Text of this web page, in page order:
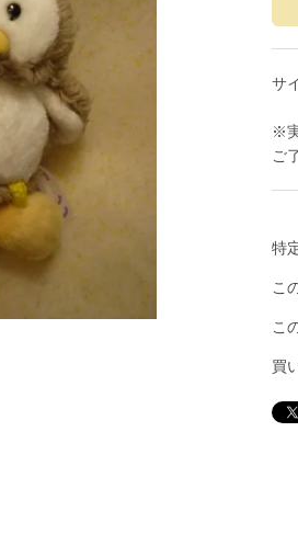
サ
※
ご
特
こ
こ
買